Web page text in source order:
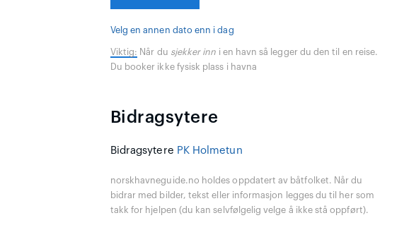
Velg en annen dato enn i dag
Viktig: Når du sjekker inn i en havn så legger du den til en reise.
Du booker ikke fysisk plass i havna
Bidragsytere
Bidragsytere PK Holmetun
norskhavneguide.no holdes oppdatert av båtfolket. Når du
bidrar med bilder, tekst eller informasjon legges du til her som
takk for hjelpen (du kan selvfølgelig velge å ikke stå oppført).